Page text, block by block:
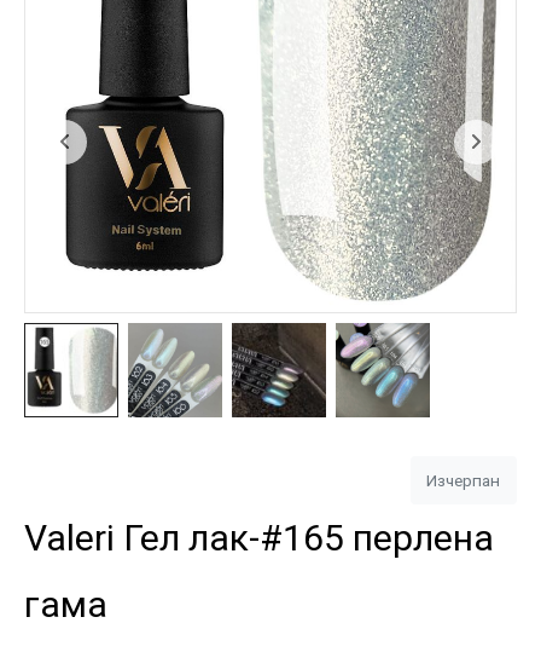
Изчерпан
Valeri Гел лак-#165 перлена
гама